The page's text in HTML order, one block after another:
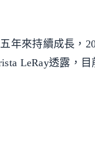
年來持續成長，
LeRay透露，